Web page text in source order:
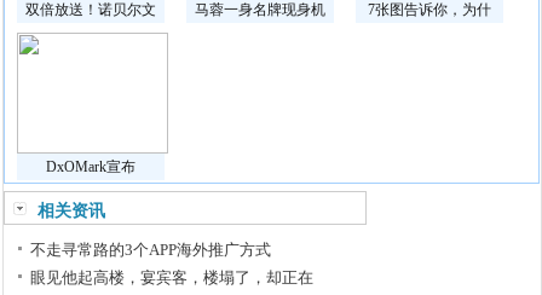
双倍放送！诺贝尔文 马蓉一身名牌现身机 7张图告诉你，为什
DxOMark宣布
相关资讯
不走寻常路的3个APP海外推广方式
眼见他起高楼，宴宾客，楼塌了，却正在